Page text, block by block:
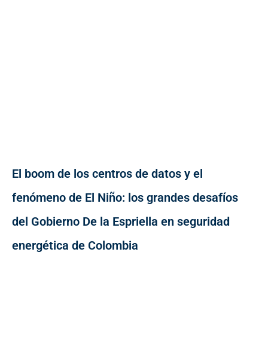
El boom de los centros de datos y el
fenómeno de El Niño: los grandes desafíos
del Gobierno De la Espriella en seguridad
energética de Colombia